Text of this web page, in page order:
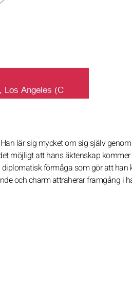
lär sig mycket om sig själv
möjligt att hans äktenskap
förmåga som gör att han
och charm attraherar framgång i